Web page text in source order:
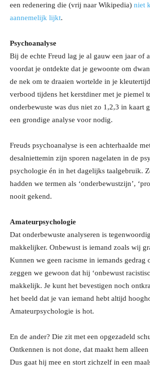
een redenering die (vrij naar Wikipedia) niet
aannemelijk lijkt.
Psychoanalyse
Bij de echte Freud lag je al gauw een jaar of
voordat je ontdekte dat je gewoonte om
de nek om te draaien wortelde in je
verbood tijdens het kerstdiner met je piemel
onderbewuste was dus niet zo 1,2,3 in kaart
een grondige analyse voor nodig.
Freuds psychoanalyse is een achterhaalde
desalniettemin zijn sporen nagelaten in de
psychologie én in het dagelijks taalgebruik.
hadden we termen als ‘onderbewustzijn’,
nooit gekend.
Amateurpsychologie
Dat onderbewuste analyseren is
makkelijker. Onbewust is iemand zoals wij
Kunnen we geen racisme in iemands gedrag
zeggen we gewoon dat hij ‘onbewust
makkelijk. Je kunt het bevestigen noch
het beeld dat je van iemand hebt altijd
Amateurpsychologie is hot.
En de ander? Die zit met een opgezadeld
Ontkennen is not done, dat maakt hem alleen
Dus gaat hij mee en stort zichzelf in een